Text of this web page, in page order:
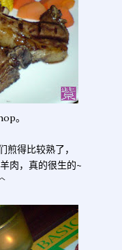
。
得比较熟了，
肉，真的很生的~